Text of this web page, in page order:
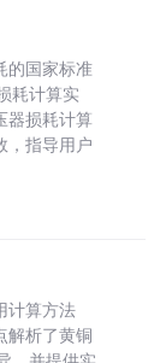
的国家标准
耗计算实
器损耗计算
，指导用户
计算方法
解析了黄铜